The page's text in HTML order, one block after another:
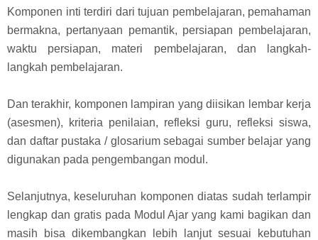
Komponen inti terdiri dari tujuan pembelajaran, pemahaman
bermakna, pertanyaan pemantik, persiapan pembelajaran,
waktu persiapan, materi pembelajaran, dan langkah-
langkah pembelajaran.
Dan terakhir, komponen lampiran yang diisikan lembar kerja
(asesmen), kriteria penilaian, refleksi guru, refleksi siswa,
dan daftar pustaka / glosarium sebagai sumber belajar yang
digunakan pada pengembangan modul.
Selanjutnya, keseluruhan komponen diatas sudah terlampir
lengkap dan gratis pada Modul Ajar yang kami bagikan dan
masih bisa dikembangkan lebih lanjut sesuai kebutuhan